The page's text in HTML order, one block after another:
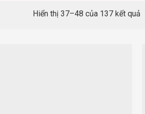
Hiển thị 37–48 của 137 kết quả